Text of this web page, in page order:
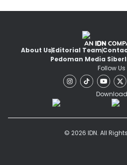
About UsEditorial Team
Pedoman Media Siber
Follow Us
Download
© 2026 IDN. All